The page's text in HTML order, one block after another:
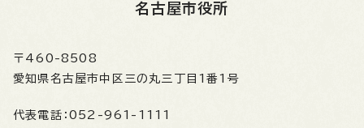
名古屋市役所
〒460-8508
愛知県名古屋市中区三の丸三丁目1番1号
代表電話： 052-961-1111